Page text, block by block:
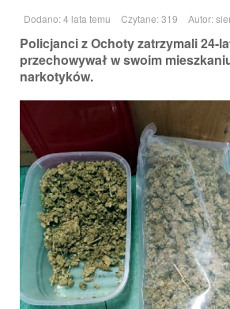
Dodano: 4 lata temu Czytane: 319 Autor:
Policjanci z Ochoty zatrzymali 24-
przechowywał w swoim
narkotyków.